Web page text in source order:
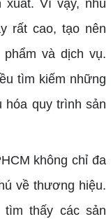
xuất. Vì vậy, nhu
rất cao, tạo nên
và dịch vụ.
tìm kiếm những
hóa quy trình sản
không chỉ đa
về thương hiệu.
thấy các sản